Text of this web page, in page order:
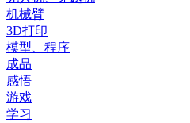
机械臂
3D打印
模型、程序
成品
感悟
游戏
学习